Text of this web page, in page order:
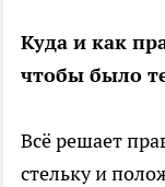
Куда и как
чтобы было
Всё решает
стельку и